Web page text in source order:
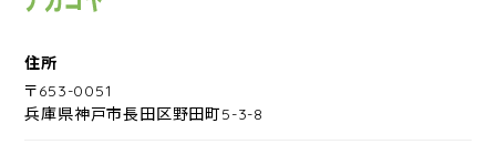
住所
〒653-0051
兵庫県神戸市長田区野田町5-3-8